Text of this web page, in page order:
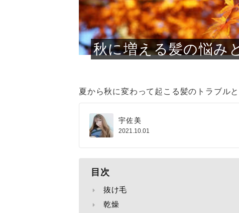
秋に増える髪の悩み
夏から秋に変わって起こる髪のトラブル
宇佐美
2021.10.01
目次
抜け毛
乾燥